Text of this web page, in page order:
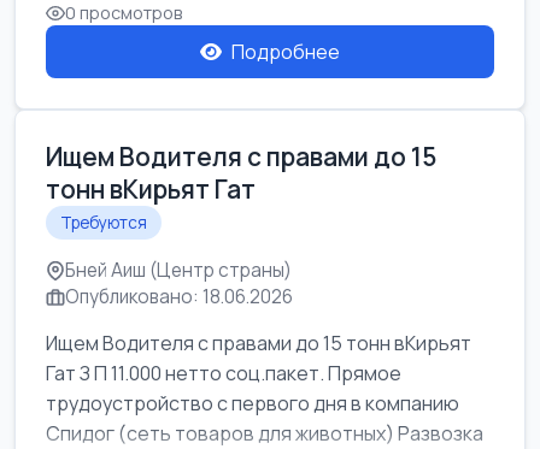
0 просмотров
Подробнее
Ищем Водителя с правами до 15
тонн вКирьят Гат
Требуются
Бней Аиш (Центр страны)
Опубликовано: 18.06.2026
Ищем Водителя с правами до 15 тонн вКирьят
Гат З П 11.000 нетто соц.пакет. Прямое
трудоустройство с первого дня в компанию
Спидог (сеть товаров для животных) Развозка